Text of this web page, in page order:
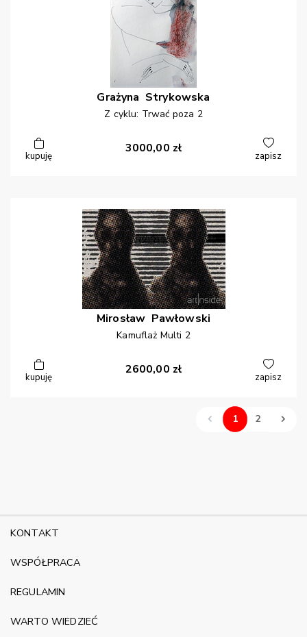
Grażyna Strykowska
Z cyklu: Trwać poza 2
kupuję
3000,00 zł
zapisz
Mirosław Pawłowski
Kamuflaż Multi 2
kupuję
2600,00 zł
zapisz
1 2
KONTAKT
WSPÓŁPRACA
REGULAMIN
WARTO WIEDZIEĆ